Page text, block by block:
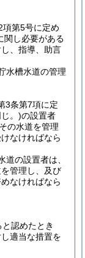
第5号に定め
関し必要がある
、指導、助言
水槽水道の管理
3条第7項に定
。)の設置者
の水道を管理
なければなら
道の設置者は、
管理し、及び
なければなら
認めたとき
適当な措置を